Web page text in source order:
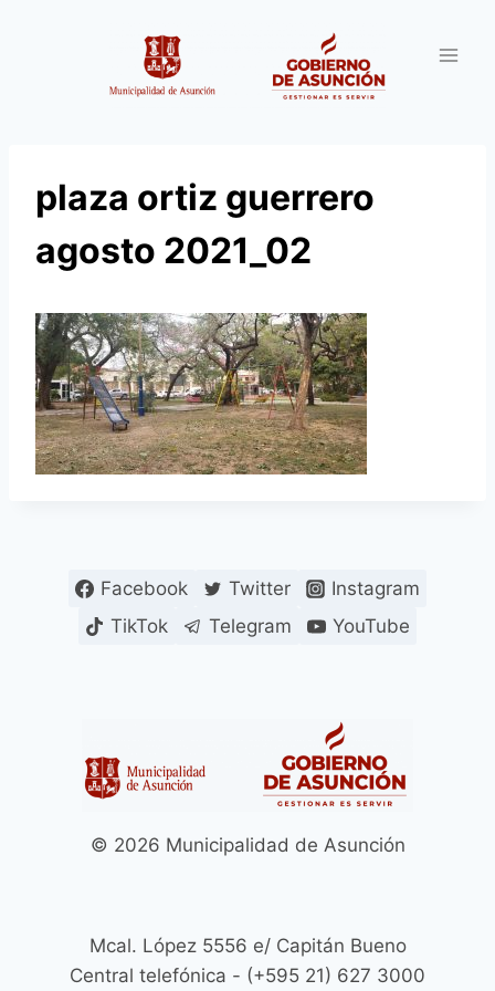
plaza ortiz guerrero
agosto 2021_02
Facebook Twitter
Instagram
TikTok
Telegram YouTube
© 2026 Municipalidad de Asunción
Mcal. López 5556 e/ Capitán Bueno
Central telefónica - (+595 21) 627 3000